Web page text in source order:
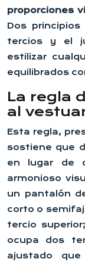
proporciones
Dos
tercios y el
estilizar
equilibrados
La regla
al
Esta regla,
sostiene que
en lugar de
armonioso
un pantalón
corto o
tercio
ocupa dos
ajustado